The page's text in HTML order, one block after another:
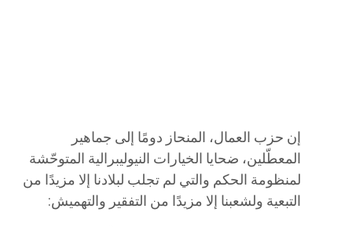
إن حزب العمال، المنحاز دومًا إلى جماهير
المعطّلين، ضحايا الخيارات النيوليبرالية المتوحّشة
لمنظومة الحكم والتي لم تجلب لبلادنا إلا مزيدًا من
التبعية ولشعبنا إلا مزيدًا من التفقير والتهميش: